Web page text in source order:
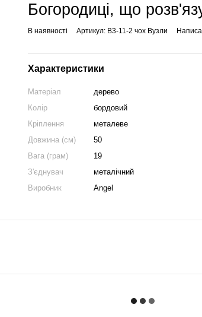
Богородиці, що
В наявності Артикул: В3-11-2 чох Вузли
Характеристики
Матеріал
дерево
Колір
бордовий
Кріплення
металеве
Довжина (см)
50
Вага (грам)
19
З'єднувач
металічний
Виробник
Angel